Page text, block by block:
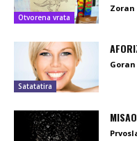
Otvorena vrata
Zoran
Satatatira